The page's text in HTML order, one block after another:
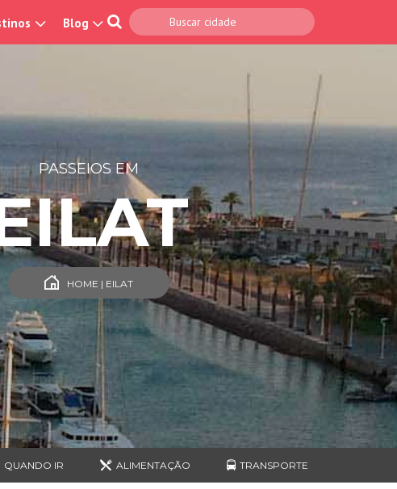
Blog
PASSEIOS EM
HOME | EILAT
QUANDO IR ALIMENTAÇÃO TRANSPORTE